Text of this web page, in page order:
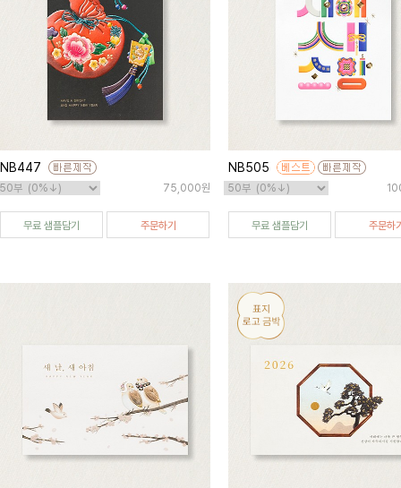
NB447
75,000원
무료 샘플담기 주문하기
NB505
무료 샘플담기 주문하